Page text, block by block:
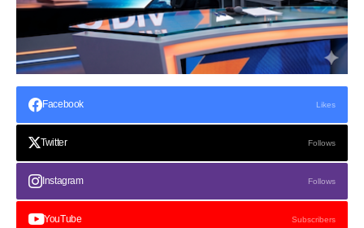
Facebook Likes
Twitter Follows
Instagram Follows
YouTube Subscribers